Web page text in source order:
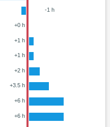
-1 h
+0 h
+1 h
+1 h
+2 h
+3.5 h
+6 h
+6 h